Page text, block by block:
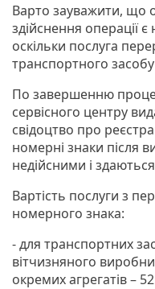
Варто зауважити, що
здійснення операції
оскільки послуга
транспортного
По завершенню
сервісного центру
свідоцтво про
номерні знаки після
недійсними і
Вартість послуги з
номерного знака:
- для транспортних
вітчизняного
окремих агрегатів –